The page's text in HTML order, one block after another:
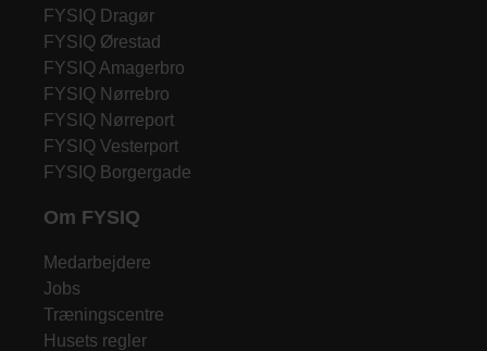
FYSIQ Dragør
FYSIQ Ørestad
FYSIQ Amagerbro
FYSIQ Nørrebro
FYSIQ Nørreport
FYSIQ Vesterport
FYSIQ Borgergade
Om FYSIQ
Medarbejdere
Jobs
Træningscentre
Husets regler